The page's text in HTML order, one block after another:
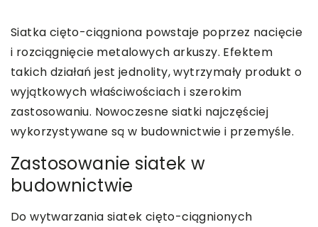
Siatka cięto-ciągniona powstaje poprzez nacięcie
i rozciągnięcie metalowych arkuszy. Efektem
takich działań jest jednolity, wytrzymały produkt o
wyjątkowych właściwościach i szerokim
zastosowaniu. Nowoczesne siatki najczęściej
wykorzystywane są w budownictwie i przemyśle.
Zastosowanie siatek w
budownictwie
Do wytwarzania siatek cięto-ciągnionych